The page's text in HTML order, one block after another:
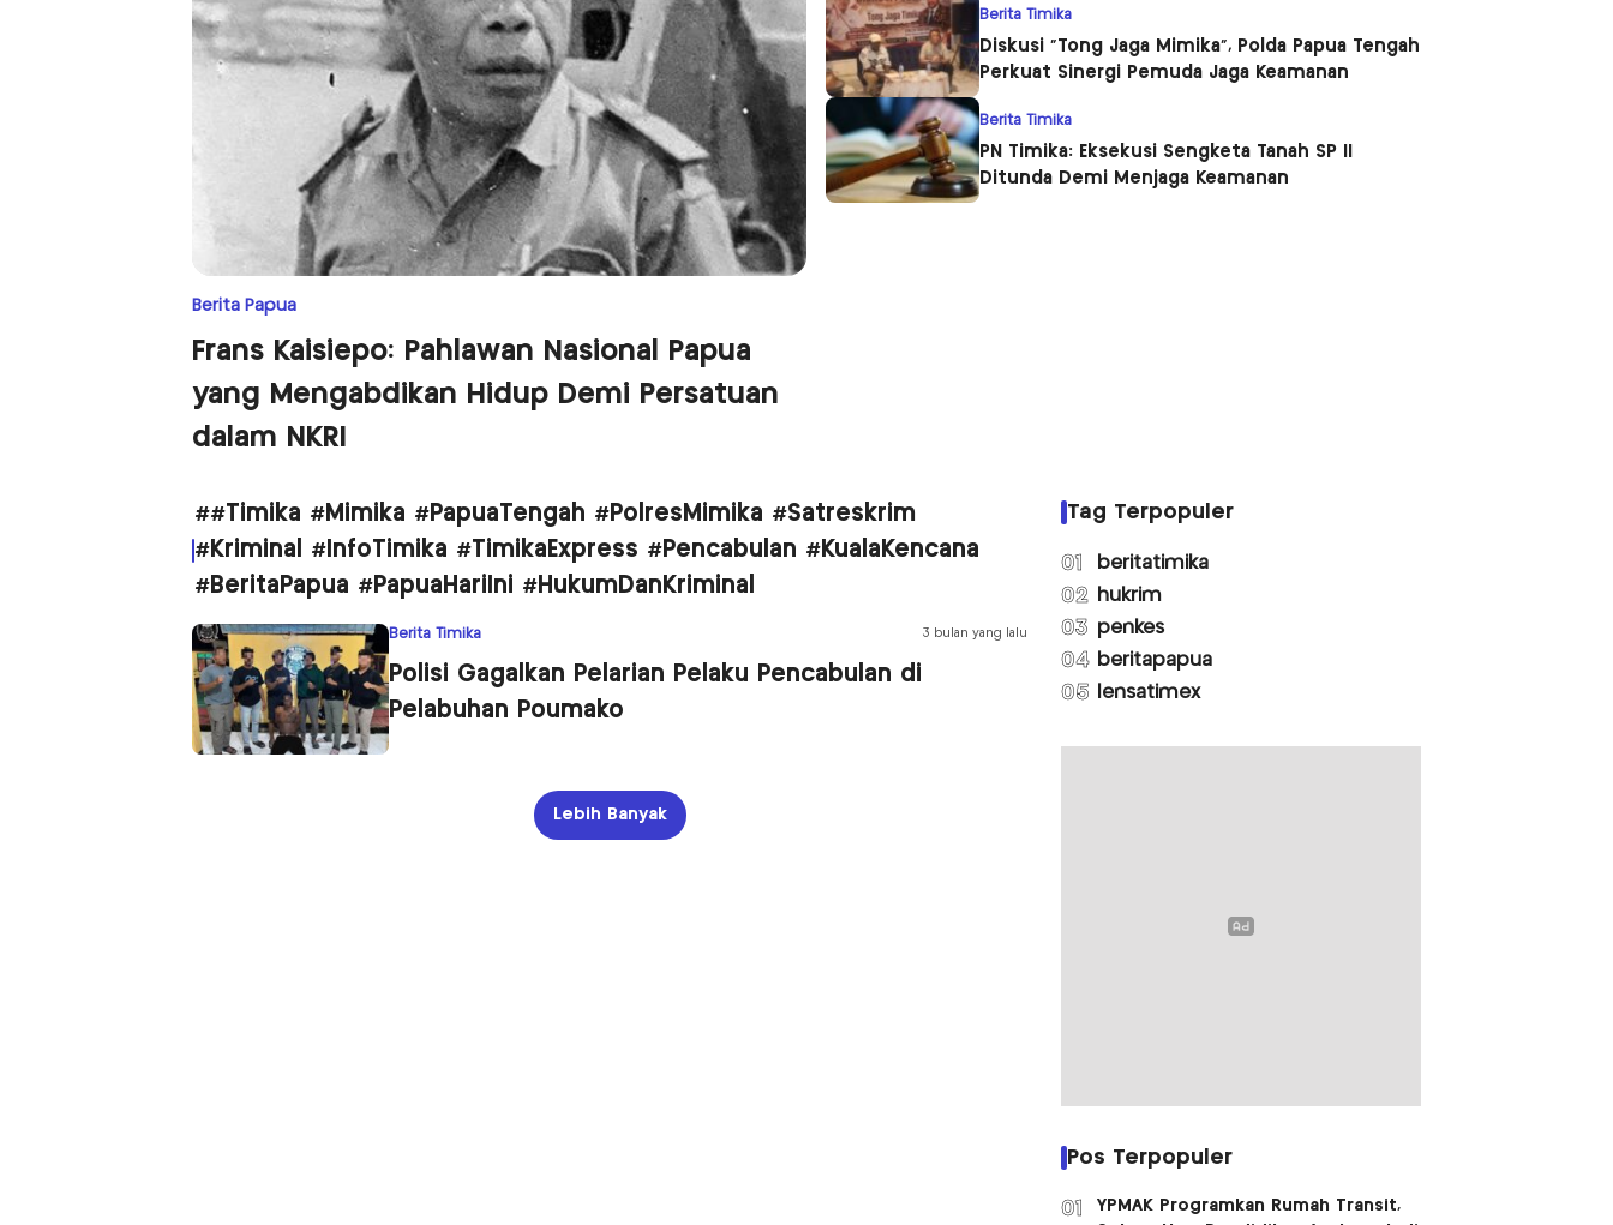
Berita Papua
Frans Kaisiepo: Pahlawan Nasional Papua
yang Mengabdikan Hidup Demi Persatuan
dalam NKRI
Berita Timika
Diskusi “Tong Jaga Mimika”, Polda Papua Tengah
Perkuat Sinergi Pemuda Jaga Keamanan
Berita Timika
PN Timika: Eksekusi Sengketa Tanah SP II
Ditunda Demi Menjaga Keamanan
##Timika #Mimika #PapuaTengah #PolresMimika #Satreskrim
#Kriminal #InfoTimika #TimikaExpress #Pencabulan #KualaKencana
#BeritaPapua #PapuaHariIni #HukumDanKriminal
Berita Timika 3 bulan yang lalu
Polisi Gagalkan Pelarian Pelaku Pencabulan di
Pelabuhan Poumako
Lebih Banyak
Tag Terpopuler
01 beritatimika
02 hukrim
03 penkes
04 beritapapua
05 lensatimex
Pos Terpopuler
01
YPMAK Programkan Rumah Transit,